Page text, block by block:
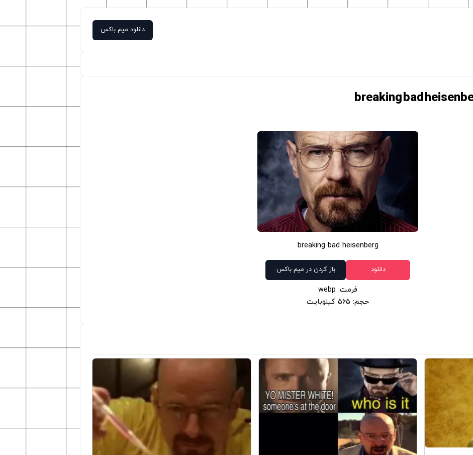
دانلود میم باکس
breaking bad heisenberg
دانلود باز کردن در میم باکس
فرمت: webp
حجم: 565 کیلوبایت